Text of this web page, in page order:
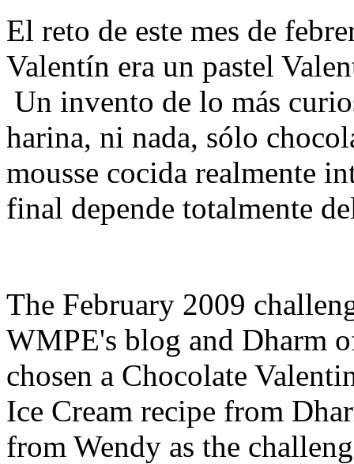
El reto de este mes de
Valentín era un pastel
Un invento de lo más
harina, ni nada, sólo
mousse cocida realmente
final depende totalmente
The February 2009
WMPE's blog and Dharm
chosen a Chocolate
Ice Cream recipe from
from Wendy as the